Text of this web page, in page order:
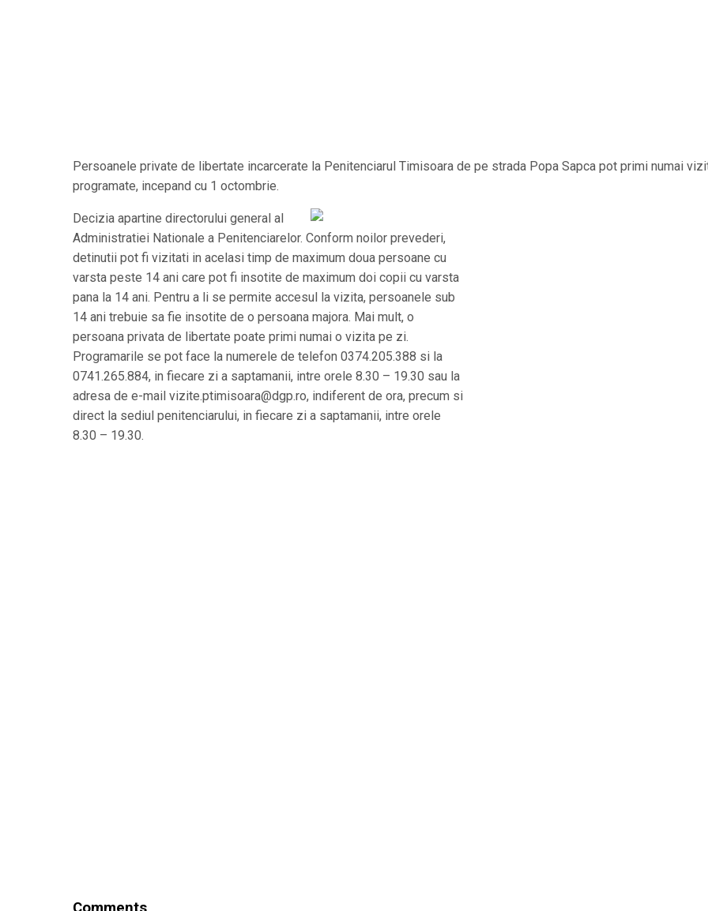
Persoanele private de libertate incarcerate la Penitenciarul Timisoara de pe strada Popa Sapca pot primi numai
programate, incepand cu 1 octombrie.
Decizia apartine directorului general al
Administratiei Nationale a Penitenciarelor. Conform noilor prevederi,
detinutii pot fi vizitati in acelasi timp de maximum doua persoane cu
varsta peste 14 ani care pot fi insotite de maximum doi copii cu varsta
pana la 14 ani. Pentru a li se permite accesul la vizita, persoanele sub
14 ani trebuie sa fie insotite de o persoana majora. Mai mult, o
persoana privata de libertate poate primi numai o vizita pe zi.
Programarile se pot face la numerele de telefon 0374.205.388 si la
0741.265.884, in fiecare zi a saptamanii, intre orele 8.30 – 19.30 sau la
adresa de e-mail vizite.ptimisoara@dgp.ro, indiferent de ora, precum si
direct la sediul penitenciarului, in fiecare zi a saptamanii, intre orele
8.30 – 19.30.